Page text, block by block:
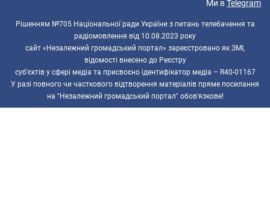
Ми вTelegram
Рішенням №705 Національної ради України з питань телебачення та
радіомовлення від 10.08.2023 року
сайт «Незалежний громадський портал» зареєстровано як ЗМІ,
відомості внесено до Реєстру
суб’єктів у сфері медіа та присвоєно ідентифікатор медіа – R40-01167
У разі повного чи часткового відтворення матеріалів пряме посилання
на "Незалежний громадський портал" обов'язкове!